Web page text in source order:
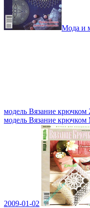
Мода и
модель Вязание крючком
модель Вязание
2009-01-02